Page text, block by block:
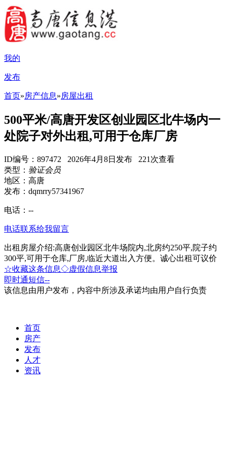
我的
发布
首页»房产信息»房屋出租
500平米/高唐开发区创业园区北牛场内一
处院子对外出租,可用于仓库厂房
ID编号：897472 2026年4月8日发布 221次查看
类型： 验证会员
地区：高唐
发布：dqmrry57341967
电话： --
电话联系给我留言
出租房屋介绍:高唐创业园区北牛场院内,北房约250平,院子约
300平,可用于仓库,厂房,临近大道出入方便。诚心出租可议价
☆收藏这条信息◇虚假信息举报
即时通短信--
该信息由用户发布，内容中所涉及承诺均由用户自行负责
首页
房产
发布
人才
资讯